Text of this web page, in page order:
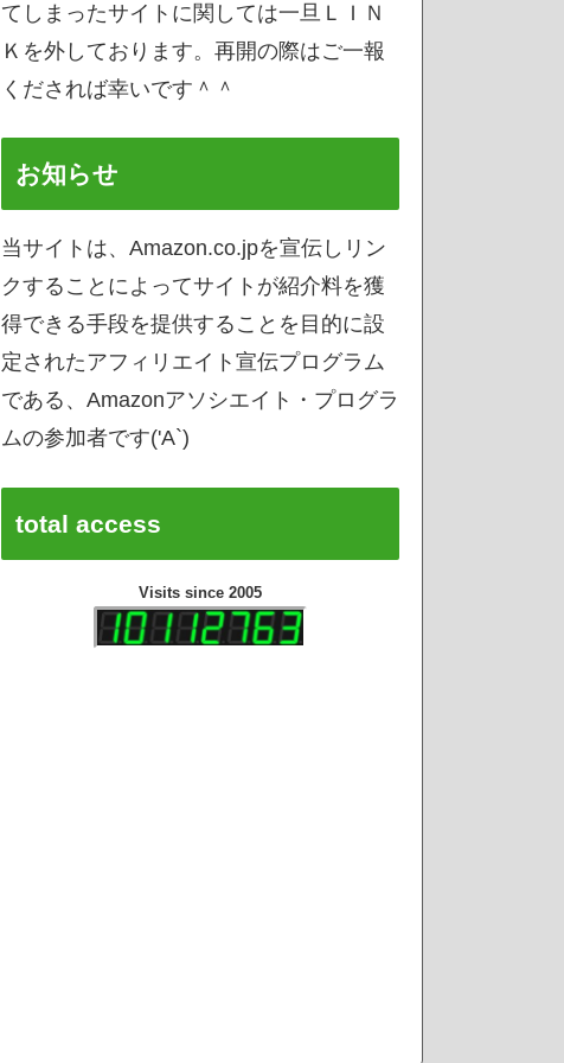
てしまったサイトに関しては一旦ＬＩＮ
Ｋを外しております。再開の際はご一報
くだされば幸いです＾＾
お知らせ
当サイトは、Amazon.co.jpを宣伝しリン
クすることによってサイトが紹介料を獲
得できる手段を提供することを目的に設
定されたアフィリエイト宣伝プログラム
である、Amazonアソシエイト・プログラ
ムの参加者です('A`)
total access
Visits since 2005